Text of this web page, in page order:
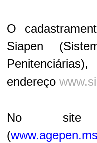
O
Siapen
endereço
No site
(